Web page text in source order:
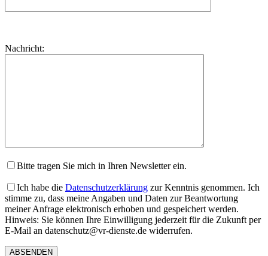
dieses
lasse
Nachricht:
Bitte tragen Sie mich in Ihren Newsletter ein.
Ich habe die Datenschutzerklärung zur Kenntnis genommen. Ich
stimme zu, dass meine Angaben und Daten zur Beantwortung
meiner Anfrage elektronisch erhoben und gespeichert werden.
Hinweis: Sie können Ihre Einwilligung jederzeit für die Zukunft per
E-Mail an datenschutz@vr-dienste.de widerrufen.